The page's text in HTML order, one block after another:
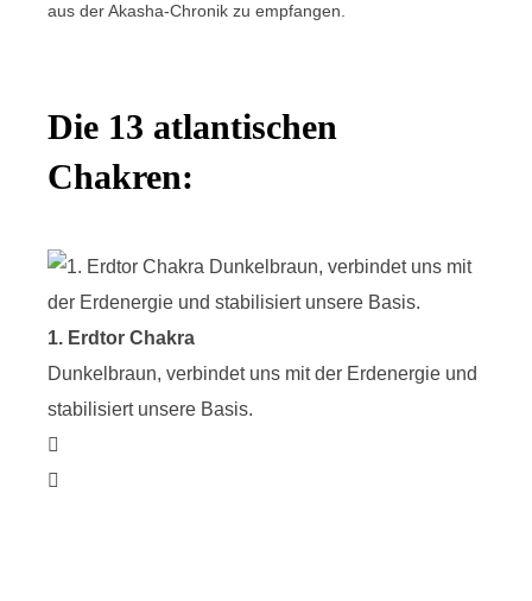
aus der Akasha-Chronik zu empfangen.
Die 13 atlantischen
Chakren:
1. Erdtor Chakra
Dunkelbraun, verbindet uns mit der Erdenergie und
stabilisiert unsere Basis.